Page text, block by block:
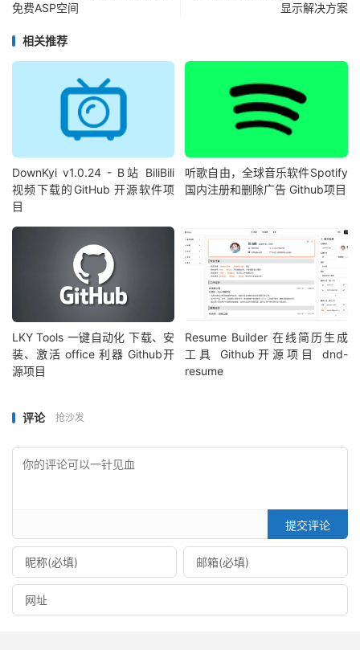
免费ASP空间
显示解决方案
相关推荐
DownKyi v1.0.24 - B站 BiliBili
视频下载的GitHub 开源软件项
目
听歌自由，全球音乐软件Spotify
国内注册和删除广告 Github项目
LKY Tools 一键自动化 下载、安
装、激活 office 利器 Github开
源项目
Resume Builder 在线简历生成
工具 Github开源项目 dnd-
resume
评论 抢沙发
提交评论